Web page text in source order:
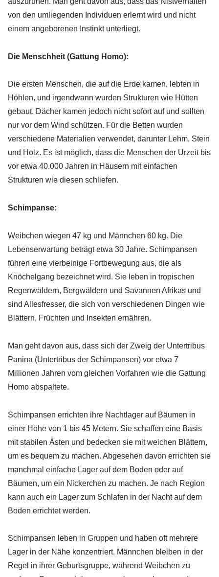
von den umliegenden Individuen erlernt wird und nicht
einem angeborenen Instinkt unterliegt.
Die Menschheit (Gattung Homo):
Die ersten Menschen, die auf die Erde kamen, lebten in
Höhlen, und irgendwann wurden Strukturen wie Hütten
gebaut. Dächer kamen jedoch nicht sofort auf und sollten
nur vor dem Wind schützen. Für die Betten wurden
verschiedene Materialien verwendet, darunter Lehm, Stein
und Holz. Es ist möglich, dass die Menschen der Urzeit bis
vor etwa 40.000 Jahren in Häusern mit einfachen
Strukturen wie diesen schliefen.
Schimpanse:
Weibchen wiegen 47 kg und Männchen 60 kg. Die
Lebenserwartung beträgt etwa 30 Jahre. Schimpansen
führen eine vierbeinige Fortbewegung aus, die als
Knöchelgang bezeichnet wird. Sie leben in tropischen
Regenwäldern, Bergwäldern und Savannen Afrikas und
sind Allesfresser, die sich von verschiedenen Dingen wie
Blättern, Früchten und Insekten ernähren.
Man geht davon aus, dass sich der Zweig der Untertribus
Panina (Untertribus der Schimpansen) vor etwa 7
Millionen Jahren vom gleichen Vorfahren wie die Gattung
Homo abspaltete.
Schimpansen errichten ihre Nachtlager auf Bäumen in
einer Höhe von 1 bis 45 Metern. Sie schaffen eine Basis
mit stabilen Ästen und bedecken sie mit weichen Blättern,
um es bequem zu machen. Abgesehen davon errichten sie
manchmal einfache Lager auf dem Boden oder auf
Bäumen, um ein Nickerchen zu machen. Je nach Region
kann auch ein Lager zum Schlafen in der Nacht auf dem
Boden errichtet werden.
Schimpansen leben in Gruppen und haben oft mehrere
Lager in der Nähe konzentriert. Männchen bleiben in der
Regel in ihrer Geburtsgruppe, während Weibchen zu